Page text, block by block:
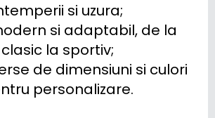
si uzura;
si adaptabil, de la
clasic la sportiv;
de dimensiuni si culori
personalizare.